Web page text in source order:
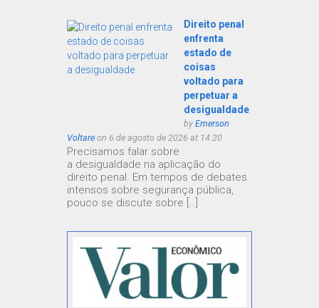
Direito penal
enfrenta
estado de
coisas
voltado para
perpetuar a
desigualdade
by Emerson
Voltareon 6 de agosto de 2026 at 14:20
Precisamos falar sobre
a desigualdade na aplicação do
direito penal. Em tempos de debates
intensos sobre segurança pública,
pouco se discute sobre […]